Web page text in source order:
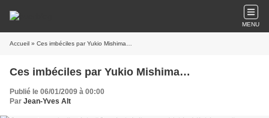
MENU
Accueil » Ces imbéciles par Yukio Mishima…
Ces imbéciles par Yukio Mishima…
Publié le 06/01/2009 à 00:00
Par Jean-Yves Alt